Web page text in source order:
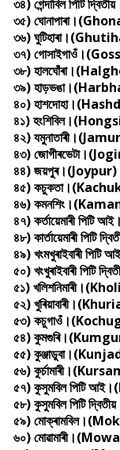
৩৪) গেন্দাবিল পিটি
৩৫)
৩৬)
৩৭)
৩৮)
৩৯)
৪০)
৪১)
৪২)
৪৩)
৪৪) জয়পুৰ।(Joypur)
৪৫)
৪৬)
৪৭) কৰ্তায়েমাৰী
৪৮) কাৰ্তায়েমাৰী
৪৯) খংমখুৰাইবাৰী
৫০) খংখুৰাইবাৰী
৫১)
৫২)
৫৩)
৫৪)
৫৫)
৫৬)
৫৭) কুসুমবিল পিটি
৫৮) কুসুমবিল পিটি
৫৯)
৬০)